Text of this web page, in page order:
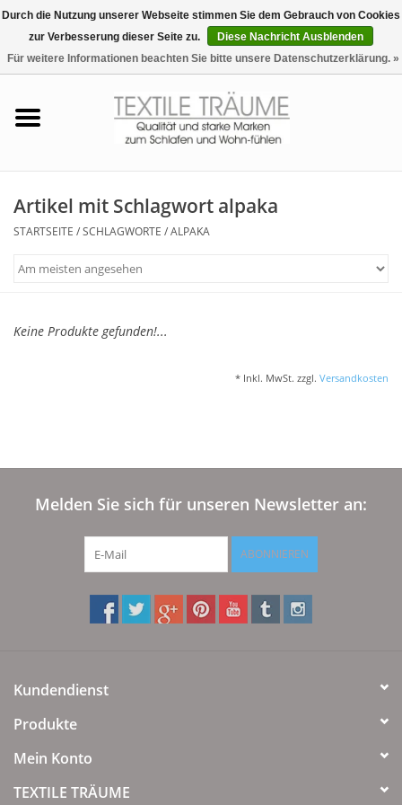
0 Artikel - €0,00
Tag & Nachtwäsche
Badezimmer & Sauna
Edles aus Cashmere
Tisch & Küche
Geschenkideen und
Gutscheine
Accessoires Spa
Artikel mit Schlagwort alpaka
STARTSEITE /SCHLAGWORTE /ALPAKA
Keine Produkte gefunden!...
* Inkl. MwSt. zzgl. Versandkosten
Melden Sie sich für unseren Newsletter an:
ABONNIEREN
Kundendienst
Produkte
Mein Konto
TEXTILE TRÄUME
Durch die Nutzung unserer Webseite stimmen Sie dem Gebrauch von Cookies
zur Verbesserung dieser Seite zu.
Diese Nachricht Ausblenden
Für weitere Informationen beachten Sie bitte unsere Datenschutzerklärung. »